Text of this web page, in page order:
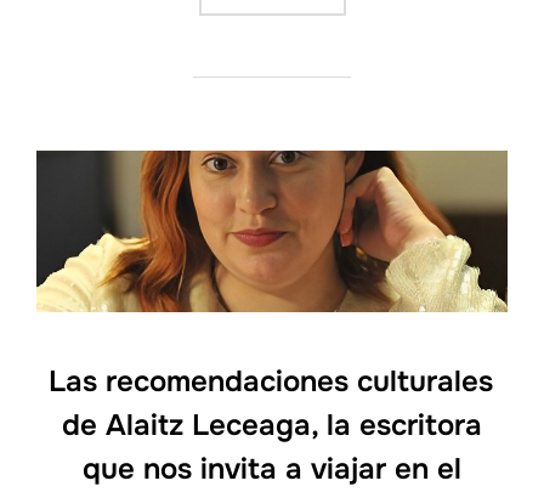
Las recomendaciones culturales
de Alaitz Leceaga, la escritora
que nos invita a viajar en el